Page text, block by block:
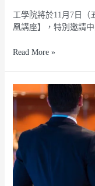
工學院將於11月7日
凰講座】，特別邀請
Read More »